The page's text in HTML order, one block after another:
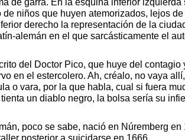
de garra. En la esquina inferior
niños que huyen atemorizados, lejos
derecho la representación de la
alemán en el que sarcásticamente el
del Doctor Pico, que huye del contagio
en el estercolero. Ah, créalo, no vaya
o vara, por la que habla, cual si fuera
un diablo negro, la bolsa sería su
poco se sabe, nació en Núremberg